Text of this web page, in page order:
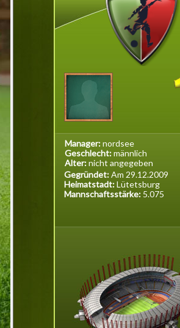
Manager:nordsee
Geschlecht:männlich
Alter:nicht angegeben
Gegründet:Am 29.12.2009
Heimatstadt:Lütetsburg
Mannschaftsstärke: 5.075